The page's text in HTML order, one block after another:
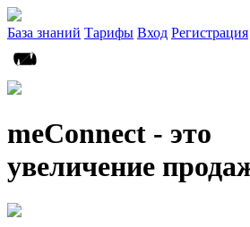
База знаний Тарифы Вход Регистрация
meConnect - это
увеличение